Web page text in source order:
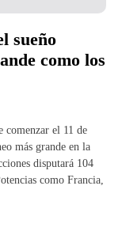
sueño
como los
el 11 de
más grande en la
disputará 104
como Francia,